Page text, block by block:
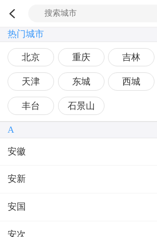
热门城市
北京 重庆 吉林
天津 东城 西城
丰台 石景山
A
安徽
安新
安国
安次